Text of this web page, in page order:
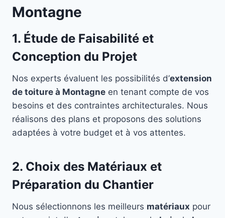
Montagne
1. Étude de Faisabilité et
Conception du Projet
Nos experts évaluent les possibilités d’extension
de toiture à Montagne en tenant compte de vos
besoins et des contraintes architecturales. Nous
réalisons des plans et proposons des solutions
adaptées à votre budget et à vos attentes.
2. Choix des Matériaux et
Préparation du Chantier
Nous sélectionnons les meilleurs matériaux pour